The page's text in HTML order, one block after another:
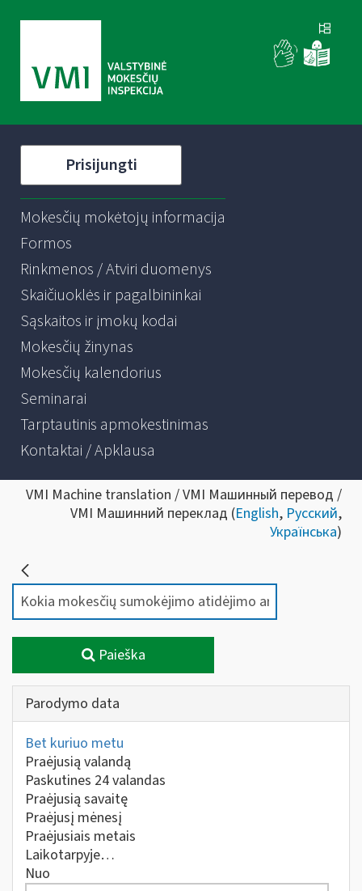
Prisijungti
Mokesčių mokėtojų informacija
Formos
Rinkmenos / Atviri duomenys
Skaičiuoklės ir pagalbininkai
Sąskaitos ir įmokų kodai
Mokesčių žinynas
Mokesčių kalendorius
Seminarai
Tarptautinis apmokestinimas
Kontaktai / Apklausa
VMI Machine translation / VMI Машинный перевод /
VMI Машинний переклад (English, Русский,
Українська)
Paieška
Parodymo data
Bet kuriuo metu
Praėjusią valandą
Paskutines 24 valandas
Praėjusią savaitę
Praėjusį mėnesį
Praėjusiais metais
Laikotarpyje…
Nuo